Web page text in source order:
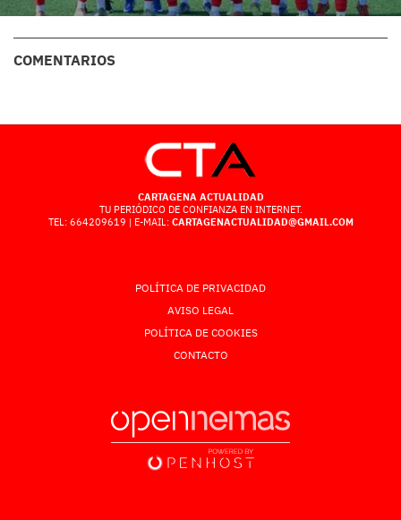
COMENTARIOS
CARTAGENA ACTUALIDAD
TU PERIÓDICO DE CONFIANZA EN INTERNET.
TEL: 664209619 | E-MAIL: CARTAGENACTUALIDAD@GMAIL.COM
POLÍTICA DE PRIVACIDAD
AVISO LEGAL
POLÍTICA DE COOKIES
CONTACTO